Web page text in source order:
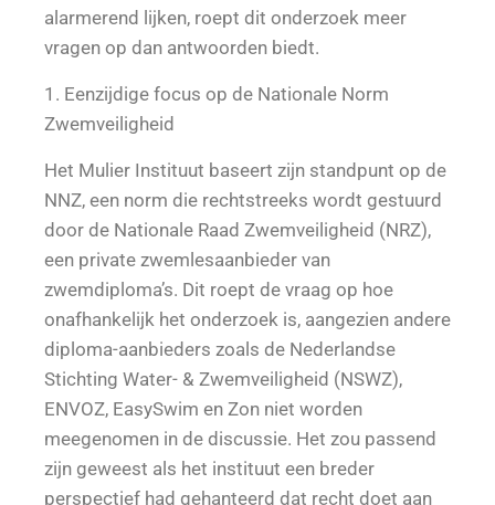
alarmerend lijken, roept dit onderzoek meer
vragen op dan antwoorden biedt.
1. Eenzijdige focus op de Nationale Norm
Zwemveiligheid
Het Mulier Instituut baseert zijn standpunt op de
NNZ, een norm die rechtstreeks wordt gestuurd
door de Nationale Raad Zwemveiligheid (NRZ),
een private zwemlesaanbieder van
zwemdiploma’s. Dit roept de vraag op hoe
onafhankelijk het onderzoek is, aangezien andere
diploma-aanbieders zoals de Nederlandse
Stichting Water- & Zwemveiligheid (NSWZ),
ENVOZ, EasySwim en Zon niet worden
meegenomen in de discussie. Het zou passend
zijn geweest als het instituut een breder
perspectief had gehanteerd dat recht doet aan